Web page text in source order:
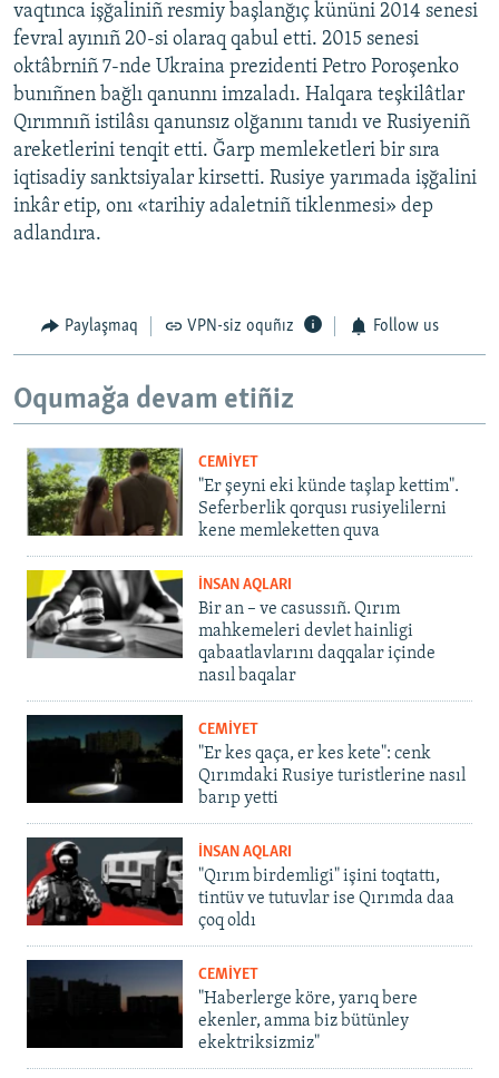
vaqtınca işğaliniñ resmiy başlanğıç kününi 2014 senesi
fevral ayınıñ 20-si olaraq qabul etti. 2015 senesi
oktâbrniñ 7-nde Ukraina prezidenti Petro Poroşenko
bunıñnen bağlı qanunnı imzaladı. Halqara teşkilâtlar
Qırımnıñ istilâsı qanunsız olğanını tanıdı ve Rusiyeniñ
areketlerini tenqit etti. Ğarp memleketleri bir sıra
iqtisadiy sanktsiyalar kirsetti. Rusiye yarımada işğalini
inkâr etip, onı «tarihiy adaletniñ tiklenmesi» dep
adlandıra.
Paylaşmaq VPN-siz oquñız Follow us
Oqumağa devam etiñiz
CEMİYET
"Er şeyni eki künde taşlap kettim".
Seferberlik qorqusı rusiyelilerni
kene memleketten quva
İNSAN AQLARI
Bir an – ve casussıñ. Qırım
mahkemeleri devlet hainligi
qabaatlavlarını daqqalar içinde
nasıl baqalar
CEMİYET
"Er kes qaça, er kes kete": cenk
Qırımdaki Rusiye turistlerine nasıl
barıp yetti
İNSAN AQLARI
"Qırım birdemligi" işini toqtattı,
tintüv ve tutuvlar ise Qırımda daa
çoq oldı
CEMİYET
"Haberlerge köre, yarıq bere
ekenler, amma biz bütünley
ekektriksizmiz"